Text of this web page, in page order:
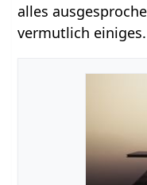
alles
vermutlich einiges.